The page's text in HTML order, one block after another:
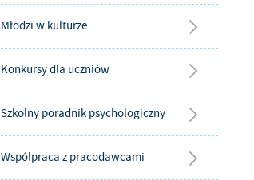
Młodzi w kulturze
Konkursy dla uczniów
Szkolny poradnik psychologiczny
Wspólpraca z pracodawcami